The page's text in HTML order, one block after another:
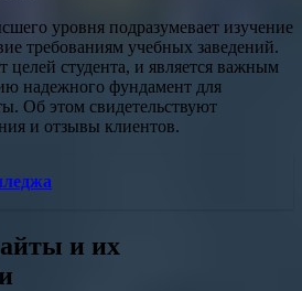
уровня подразумевает изучение
требованиям учебных заведений.
целей студента, и является важным
надежного фундамент для
Об этом свидетельствуют
и отзывы клиентов.
и их